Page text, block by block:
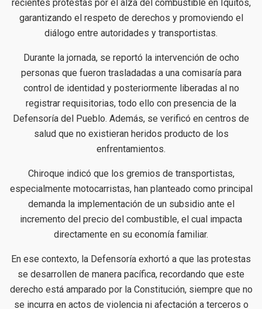
recientes protestas por el alza del combustible en Iquitos,
garantizando el respeto de derechos y promoviendo el
diálogo entre autoridades y transportistas.
Durante la jornada, se reportó la intervención de ocho
personas que fueron trasladadas a una comisaría para
control de identidad y posteriormente liberadas al no
registrar requisitorias, todo ello con presencia de la
Defensoría del Pueblo. Además, se verificó en centros de
salud que no existieran heridos producto de los
enfrentamientos.
Chiroque indicó que los gremios de transportistas,
especialmente motocarristas, han planteado como principal
demanda la implementación de un subsidio ante el
incremento del precio del combustible, el cual impacta
directamente en su economía familiar.
En ese contexto, la Defensoría exhortó a que las protestas
se desarrollen de manera pacífica, recordando que este
derecho está amparado por la Constitución, siempre que no
se incurra en actos de violencia ni afectación a terceros o